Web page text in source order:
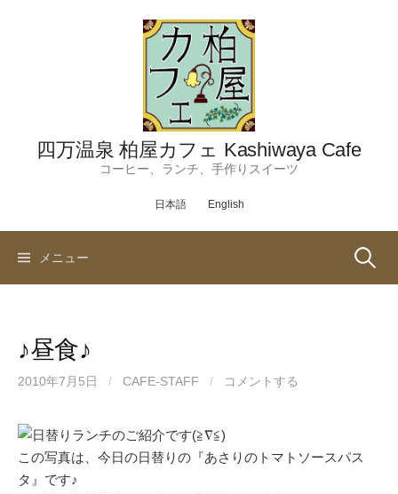
四万温泉 柏屋カフェ Kashiwaya Cafe
コーヒー、ランチ、手作りスイーツ
日本語 English
メニュー 検
♪昼食♪
2010年7月5日 / CAFE-STAFF / コメントする
日替りランチのご紹介です(≧∇≦)
この写真は、今日の日替りの『あさりのトマトソースパス
タ』です♪